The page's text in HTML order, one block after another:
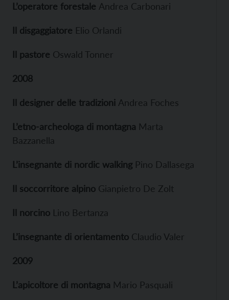
L’operatore forestale Andrea Carbonari
Il disgaggiatore Elio Orlandi
Il pastore Oswald Tonner
2008
Il designer delle tradizioni Andrea Foches
L’etno-archeologa di montagna Marta
Bazzanella
L’insegnante di nordic walking Pino Dallasega
Il soccorritore alpino Gianpietro De Zolt
Il norcino Lino Bertanza
L’insegnante di orientamento Claudio Valer
2009
L’apicoltore di montagna Mario Pasquali